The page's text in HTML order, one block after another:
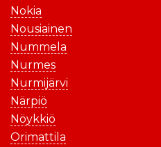
Nokia
Nousiainen
Nummela
Nurmes
Nurmijärvi
Närpiö
Nöykkiö
Orimattila